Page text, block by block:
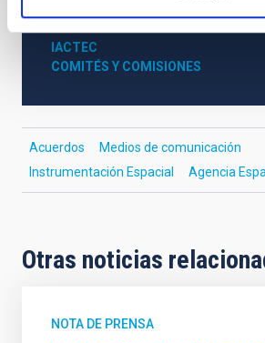
CONGRESOS
IACTEC
COMITÉS Y COMISIONES
Acuerdos
Medios de comunicación
Instrumentación Espacial
Agencia
Otras noticias
NOTA DE PRENSA